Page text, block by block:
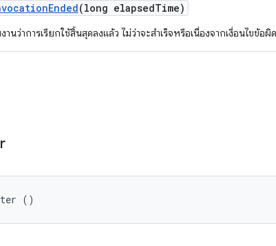
Ended(long elapsedTime)
านว่าการเรียกใช้สิ้นสุดลงแล้ว ไม่ว่าจะสำเร็จหรือเนื่องจากเงื่อนไขข้อ
()